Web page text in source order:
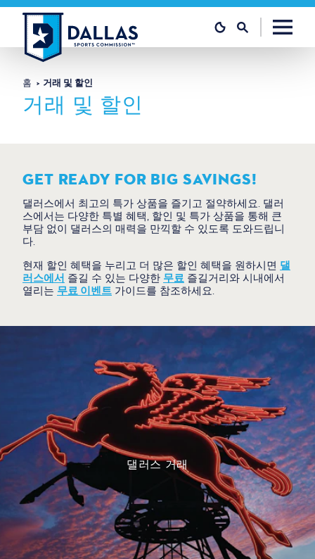
콘텐츠로 건너뛰기
홈 거래 및 할인
거래 및 할인
GET READY FOR BIG SAVINGS!
댈러스에서 최고의 특가 상품을 즐기고 절약하세요. 댈러
스에서는 다양한 특별 혜택, 할인 및 특가 상품을 통해 큰
부담 없이 댈러스의 매력을 만끽할 수 있도록 도와드립니
다.
현재 할인 혜택을 누리고 더 많은 할인 혜택을 원하시면 댈
러스에서 즐길 수 있는 다양한 무료 즐길거리와 시내에서
열리는 무료 이벤트 가이드를 참조하세요.
댈러스 거래